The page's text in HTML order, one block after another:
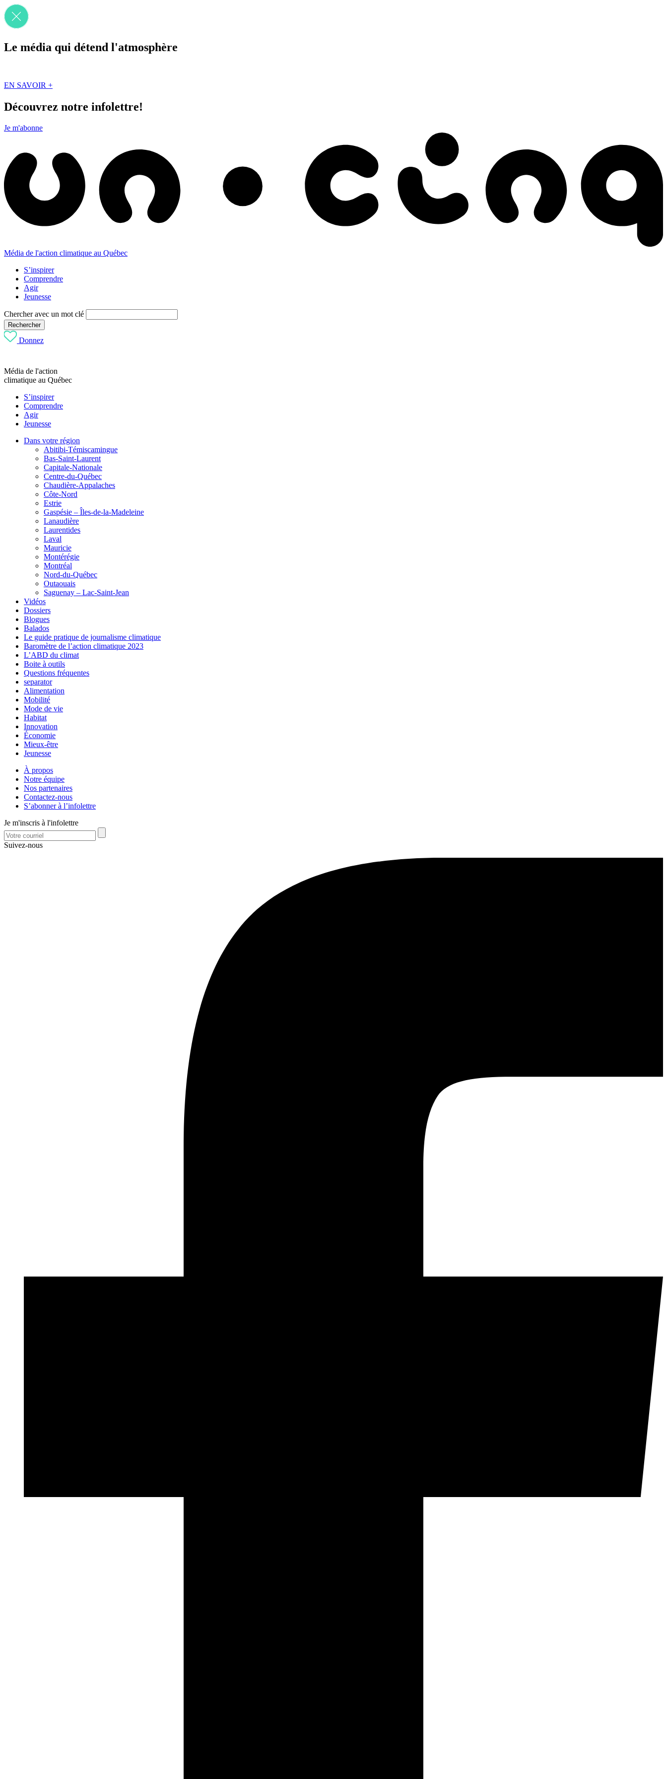
Le média qui détend l'atmosphère
EN SAVOIR +
Découvrez notre infolettre!
Je m'abonne
Média de l'action climatique au Québec
S’inspirer
Comprendre
Agir
Jeunesse
Chercher avec un mot clé
Rechercher
Donnez
Média de l'action
climatique au Québec
S’inspirer
Comprendre
Agir
Jeunesse
Dans votre région
Abitibi-Témiscamingue
Bas-Saint-Laurent
Capitale-Nationale
Centre-du-Québec
Chaudière-Appalaches
Côte-Nord
Estrie
Gaspésie – Îles-de-la-Madeleine
Lanaudière
Laurentides
Laval
Mauricie
Montérégie
Montréal
Nord-du-Québec
Outaouais
Saguenay – Lac-Saint-Jean
Vidéos
Dossiers
Blogues
Balados
Le guide pratique de journalisme climatique
Baromètre de l’action climatique 2023
L’ABD du climat
Boite à outils
Questions fréquentes
separator
Alimentation
Mobilité
Mode de vie
Habitat
Innovation
Économie
Mieux-être
Jeunesse
À propos
Notre équipe
Nos partenaires
Contactez-nous
S’abonner à l’infolettre
Je m'inscris à l'infolettre
Suivez-nous